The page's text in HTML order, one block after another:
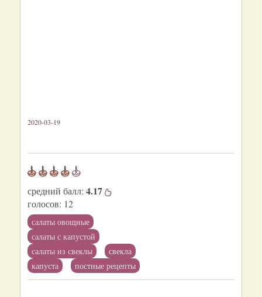
2020-03-19
средний балл: 4.17
голосов: 12
салаты овощные
салаты с капустой
салаты из свеклы
свекла
капуста
постные рецепты